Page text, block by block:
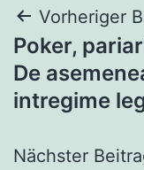
Vorheriger
Poker,
De
intregime
Nächster